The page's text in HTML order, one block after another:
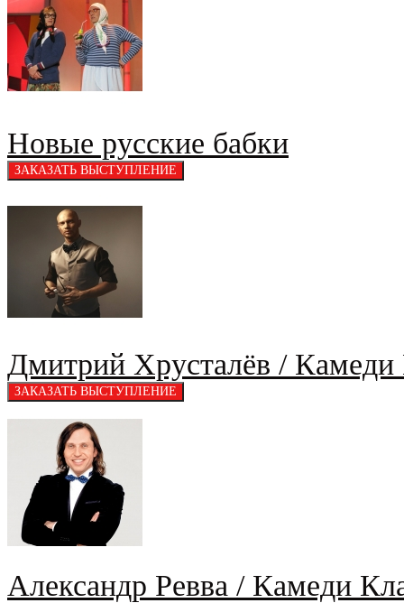
Новые русские бабки
Дмитрий Хрусталёв / Камеди
Александр Ревва / Камеди